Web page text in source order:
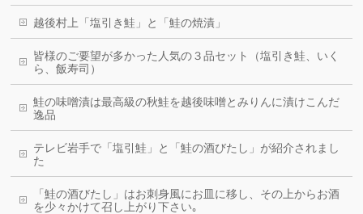
越後村上「塩引き鮭」と「鮭の焼漬」
皆様のご要望が多かった人気の３品セット（塩引き鮭、いく
ら、飯寿司）
鮭の味噌漬は最高級の秋鮭を越後味噌とみりんに漬けこんだ
逸品
テレビ岩手で「塩引鮭」と「鮭の酒びたし」が紹介されまし
た
「鮭の酒びたし」はお刺身風にお皿に移し、その上からお酒
を少々かけて召し上がり下さい｡